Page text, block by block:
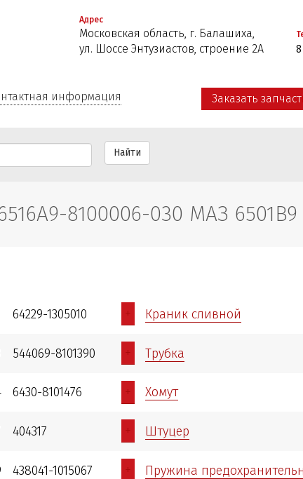
Адрес
Московская область, г. Балашиха,
ул. Шоссе Энтузиастов, строение 2А
информация Заказать
Найти
8100006-030 МАЗ 6501B9
64229-1305010 + Краник сливной
544069-8101390 + Трубка
6430-8101476 + Хомут
404317 + Штуцер
438041-1015067 + Пружина